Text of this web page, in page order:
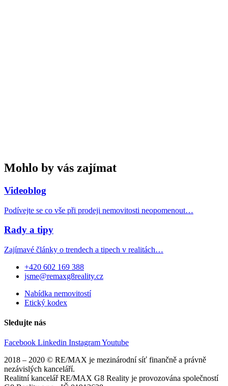
Mohlo by vás zajímat
Videoblog
Podívejte se co vše při prodeji nemovitosti neopomenout…
Rady a tipy
Zajímavé články o trendech a tipech v realitách…
+420 602 169 388
jsme@remaxg8reality.cz
Nabídka nemovitostí
Etický kodex
Sledujte nás
Facebook Linkedin InstagramYoutube
2018 – 2020 © RE/MAX je mezinárodní síť finančně a právně
nezávislých kanceláří.
Realitní kancelář RE/MAX G8 Reality je provozována společností